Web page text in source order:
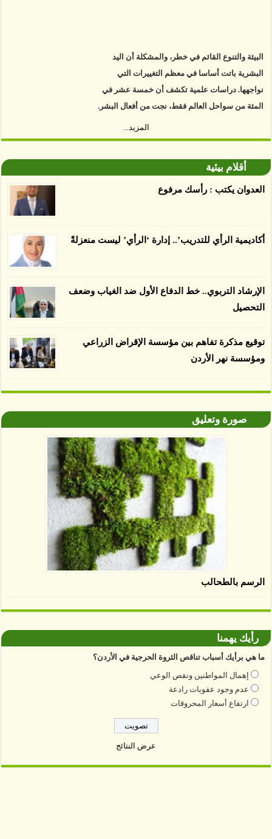
البيئة والتنوع القائم في خطر، والمشكلة أن اليد
البشرية باتت أساسا في معظم التغييرات التي
نواجهها. دراسات علمية تكشف أن خمسة عشر في
المئة من سواحل العالم فقط، نجت من أفعال البشر.
اعتمادها على أنها مستدامة تدمرت بشكل أسرع من
الأرض غير المعتمدة، وذلك حسب دراسة كشفت
الغطاء عن أي ادعاءات تقول بأن الزيت يمكن ألا
المزيد...
أقلام بيئية
العدوان يكتب : رأسك مرفوع
أكاديمية الرأي للتدريب’.. إدارة ‘الرأي’ ليست منعزلةً
الإرشاد التربوي.. خط الدفاع الأول ضد الغياب وضعف
التحصيل
توقيع مذكرة تفاهم بين مؤسسة الإقراض الزراعي
ومؤسسة نهر الأردن
صورة وتعليق
الرسم بالطحالب
رأيك يهمنا
ما هي برأيك أسباب تناقص الثروة الحرجية في الأردن؟
إهمال المواطنين ونقص الوعي
عدم وجود عقوبات رادعة
ارتفاع أسعار المحروقات
عرض النتائج